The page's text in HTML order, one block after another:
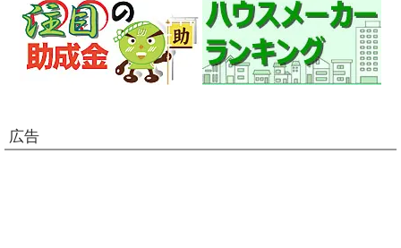
広告